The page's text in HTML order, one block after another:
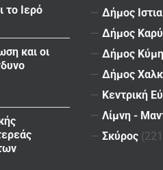
το Ιερό
και οι
— Δήμος
— Δήμος
— Δήμος
— Δήμος
— Κεντρική
— Λίμνη -
— Σκύρος